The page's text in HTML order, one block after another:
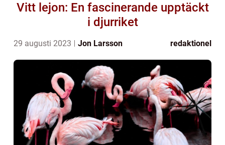
Vitt lejon: En fascinerande upptäckt
i djurriket
29 augusti 2023 Jon Larsson redaktionel